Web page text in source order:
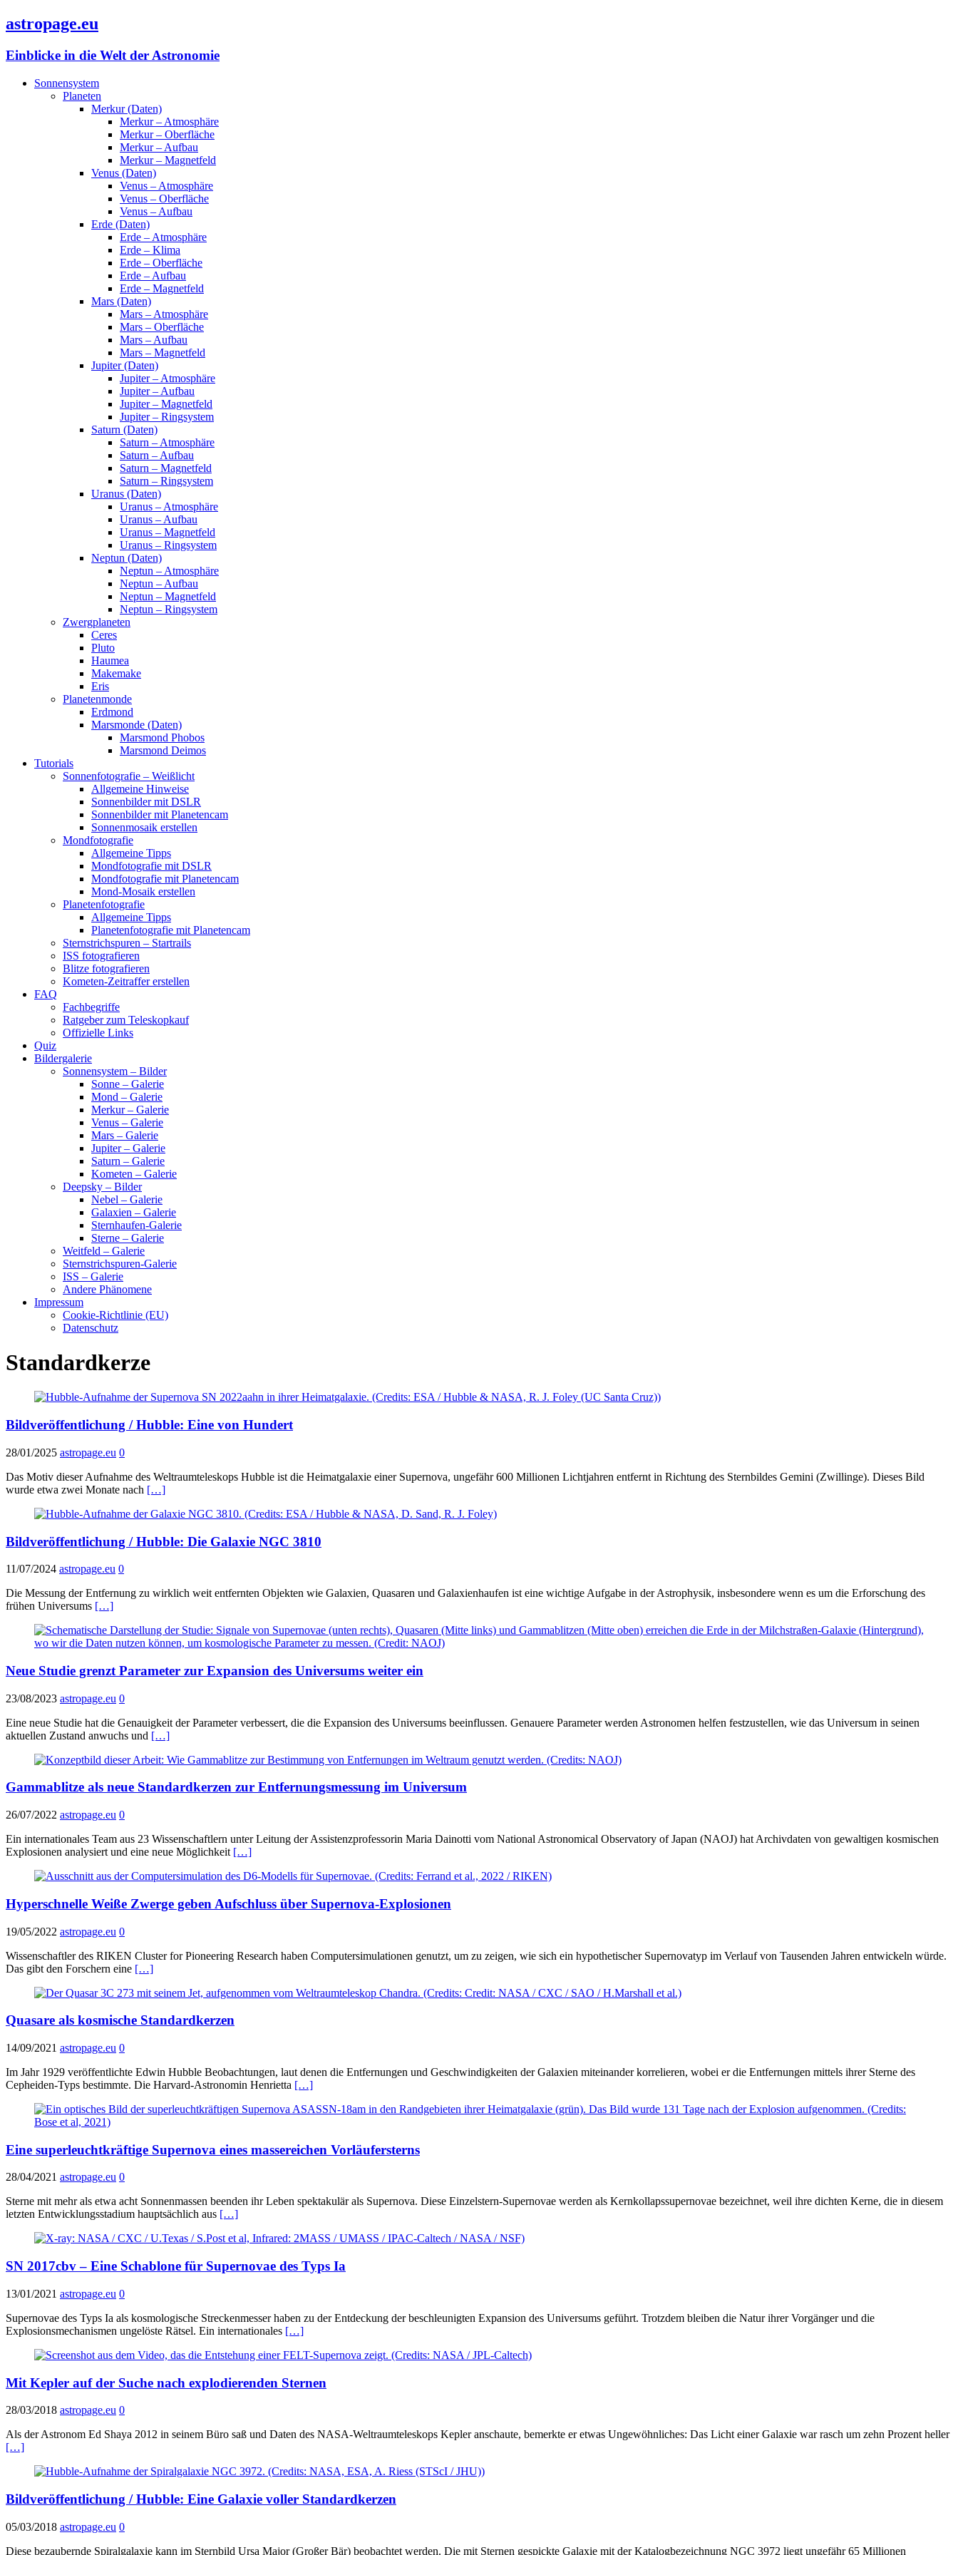
astropage.eu
Einblicke in die Welt der Astronomie
Sonnensystem
Planeten
Merkur (Daten)
Merkur – Atmosphäre
Merkur – Oberfläche
Merkur – Aufbau
Merkur – Magnetfeld
Venus (Daten)
Venus – Atmosphäre
Venus – Oberfläche
Venus – Aufbau
Erde (Daten)
Erde – Atmosphäre
Erde – Klima
Erde – Oberfläche
Erde – Aufbau
Erde – Magnetfeld
Mars (Daten)
Mars – Atmosphäre
Mars – Oberfläche
Mars – Aufbau
Mars – Magnetfeld
Jupiter (Daten)
Jupiter – Atmosphäre
Jupiter – Aufbau
Jupiter – Magnetfeld
Jupiter – Ringsystem
Saturn (Daten)
Saturn – Atmosphäre
Saturn – Aufbau
Saturn – Magnetfeld
Saturn – Ringsystem
Uranus (Daten)
Uranus – Atmosphäre
Uranus – Aufbau
Uranus – Magnetfeld
Uranus – Ringsystem
Neptun (Daten)
Neptun – Atmosphäre
Neptun – Aufbau
Neptun – Magnetfeld
Neptun – Ringsystem
Zwergplaneten
Ceres
Pluto
Haumea
Makemake
Eris
Planetenmonde
Erdmond
Marsmonde (Daten)
Marsmond Phobos
Marsmond Deimos
Tutorials
Sonnenfotografie – Weißlicht
Allgemeine Hinweise
Sonnenbilder mit DSLR
Sonnenbilder mit Planetencam
Sonnenmosaik erstellen
Mondfotografie
Allgemeine Tipps
Mondfotografie mit DSLR
Mondfotografie mit Planetencam
Mond-Mosaik erstellen
Planetenfotografie
Allgemeine Tipps
Planetenfotografie mit Planetencam
Sternstrichspuren – Startrails
ISS fotografieren
Blitze fotografieren
Kometen-Zeitraffer erstellen
FAQ
Fachbegriffe
Ratgeber zum Teleskopkauf
Offizielle Links
Quiz
Bildergalerie
Sonnensystem – Bilder
Sonne – Galerie
Mond – Galerie
Merkur – Galerie
Venus – Galerie
Mars – Galerie
Jupiter – Galerie
Saturn – Galerie
Kometen – Galerie
Deepsky – Bilder
Nebel – Galerie
Galaxien – Galerie
Sternhaufen-Galerie
Sterne – Galerie
Weitfeld – Galerie
Sternstrichspuren-Galerie
ISS – Galerie
Andere Phänomene
Impressum
Cookie-Richtlinie (EU)
Datenschutz
Standardkerze
Bildveröffentlichung / Hubble: Eine von Hundert
28/01/2025 astropage.eu 0
Das Motiv dieser Aufnahme des Weltraumteleskops Hubble ist die Heimatgalaxie einer Supernova, ungefähr 600 Millionen Lichtjahren entfernt in Richtung des Sternbildes Gemini (Zwillinge). Dieses Bild
wurde etwa zwei Monate nach […]
Bildveröffentlichung / Hubble: Die Galaxie NGC 3810
11/07/2024 astropage.eu 0
Die Messung der Entfernung zu wirklich weit entfernten Objekten wie Galaxien, Quasaren und Galaxienhaufen ist eine wichtige Aufgabe in der Astrophysik, insbesondere wenn es um die Erforschung des
frühen Universums […]
Neue Studie grenzt Parameter zur Expansion des Universums weiter ein
23/08/2023 astropage.eu 0
Eine neue Studie hat die Genauigkeit der Parameter verbessert, die die Expansion des Universums beeinflussen. Genauere Parameter werden Astronomen helfen festzustellen, wie das Universum in seinen
aktuellen Zustand anwuchs und […]
Gammablitze als neue Standardkerzen zur Entfernungsmessung im Universum
26/07/2022 astropage.eu 0
Ein internationales Team aus 23 Wissenschaftlern unter Leitung der Assistenzprofessorin Maria Dainotti vom National Astronomical Observatory of Japan (NAOJ) hat Archivdaten von gewaltigen kosmischen
Explosionen analysiert und eine neue Möglichkeit […]
Hyperschnelle Weiße Zwerge geben Aufschluss über Supernova-Explosionen
19/05/2022 astropage.eu 0
Wissenschaftler des RIKEN Cluster for Pioneering Research haben Computersimulationen genutzt, um zu zeigen, wie sich ein hypothetischer Supernovatyp im Verlauf von Tausenden Jahren entwickeln würde.
Das gibt den Forschern eine […]
Quasare als kosmische Standardkerzen
14/09/2021 astropage.eu 0
Im Jahr 1929 veröffentlichte Edwin Hubble Beobachtungen, laut denen die Entfernungen und Geschwindigkeiten der Galaxien miteinander korrelieren, wobei er die Entfernungen mittels ihrer Sterne des
Cepheiden-Typs bestimmte. Die Harvard-Astronomin Henrietta […]
Eine superleuchtkräftige Supernova eines massereichen Vorläufersterns
28/04/2021 astropage.eu 0
Sterne mit mehr als etwa acht Sonnenmassen beenden ihr Leben spektakulär als Supernova. Diese Einzelstern-Supernovae werden als Kernkollapssupernovae bezeichnet, weil ihre dichten Kerne, die in diesem
letzten Entwicklungsstadium hauptsächlich aus […]
SN 2017cbv – Eine Schablone für Supernovae des Typs Ia
13/01/2021 astropage.eu 0
Supernovae des Typs Ia als kosmologische Streckenmesser haben zu der Entdeckung der beschleunigten Expansion des Universums geführt. Trotzdem bleiben die Natur ihrer Vorgänger und die
Explosionsmechanismen ungelöste Rätsel. Ein internationales […]
Mit Kepler auf der Suche nach explodierenden Sternen
28/03/2018 astropage.eu 0
Als der Astronom Ed Shaya 2012 in seinem Büro saß und Daten des NASA-Weltraumteleskops Kepler anschaute, bemerkte er etwas Ungewöhnliches: Das Licht einer Galaxie war rasch um zehn Prozent heller
[…]
Bildveröffentlichung / Hubble: Eine Galaxie voller Standardkerzen
05/03/2018 astropage.eu 0
Diese bezaubernde Spiralgalaxie kann im Sternbild Ursa Major (Großer Bär) beobachtet werden. Die mit Sternen gespickte Galaxie mit der Katalogbezeichnung NGC 3972 liegt ungefähr 65 Millionen